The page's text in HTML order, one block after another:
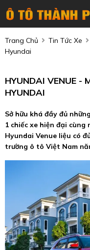
Trang Chủ Tin Tức Xe
Hyundai
HYUNDAI VENUE -
HYUNDAI
Sở hữu khá đầy đủ
1 chiếc xe hiện đại
Hyundai Venue liệu có
trường ô tô Việt Nam